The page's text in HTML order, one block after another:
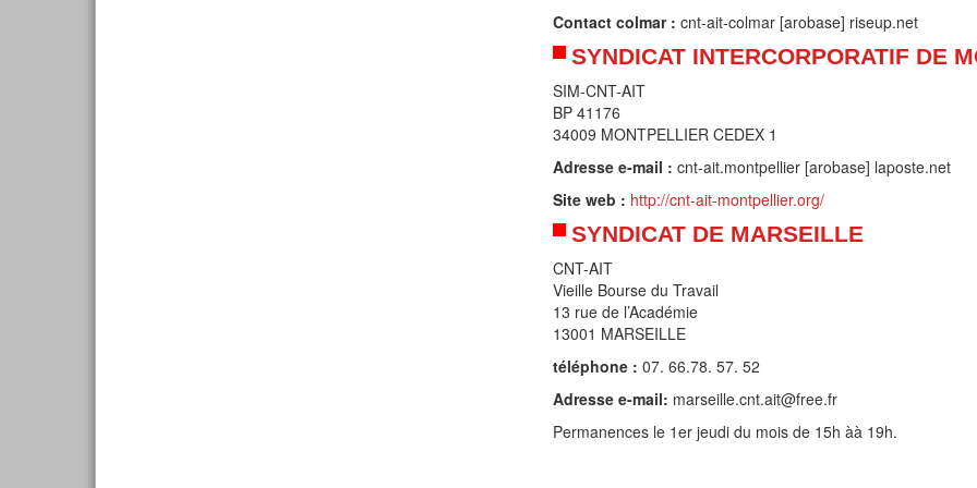
Contact colmar :cnt-ait-colmar [arobase] riseup.net
SYNDICAT INTERCORPORATIF DE
SIM-CNT-AIT
BP 41176
34009 MONTPELLIER CEDEX 1
Adresse e-mail : cnt-ait.montpellier [arobase] laposte.net
Site web : http://cnt-ait-montpellier.org/
SYNDICAT DE MARSEILLE
CNT-AIT
Vieille Bourse du Travail
13 rue de l’Académie
13001 MARSEILLE
téléphone :07. 66.78. 57. 52
Adresse e-mail: marseille.cnt.ait@free.fr
Permanences le 1er jeudi du mois de 15h àà 19h.